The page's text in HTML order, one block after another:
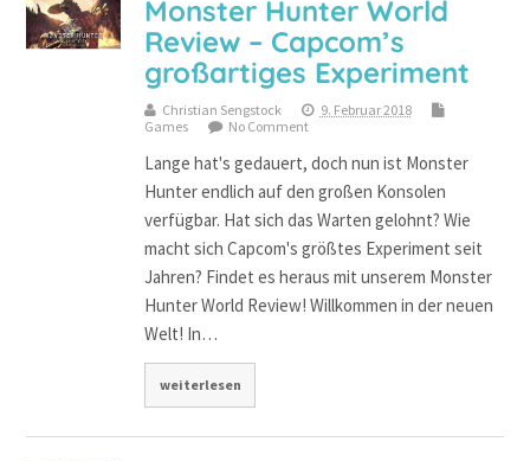
Monster Hunter World
Review – Capcom’s
großartiges Experiment
Christian Sengstock
9. Februar 2018
Games
No Comment
Lange hat's gedauert, doch nun ist Monster
Hunter endlich auf den großen Konsolen
verfügbar. Hat sich das Warten gelohnt? Wie
macht sich Capcom's größtes Experiment seit
Jahren? Findet es heraus mit unserem Monster
Hunter World Review! Willkommen in der neuen
Welt! In…
weiterlesen